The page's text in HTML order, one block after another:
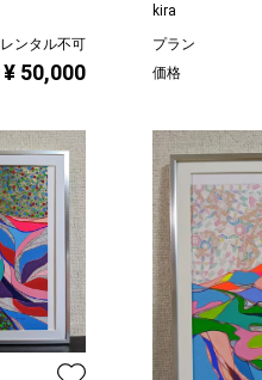
レンタル不可
¥ 50,000
kira
プラン
価格